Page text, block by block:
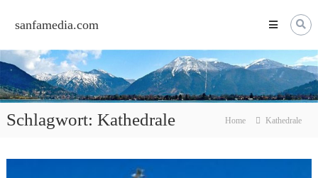
sanfamedia.com
Schlagwort: Kathedrale Home Kathedrale